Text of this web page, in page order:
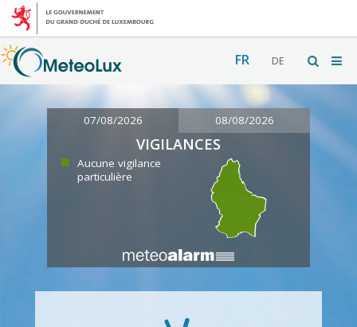
FR DE
07/08/2026 08/08/2026
VIGILANCES
Aucune vigilance
particulière